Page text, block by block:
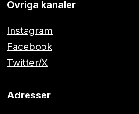
Övriga kanaler
Instagram
Facebook
Twitter/X
Adresser